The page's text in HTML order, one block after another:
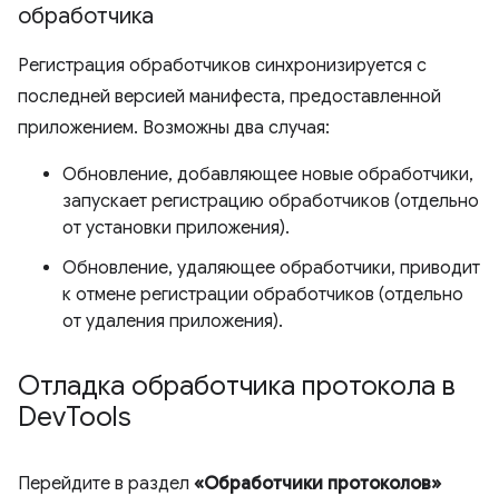
обработчика
Регистрация обработчиков синхронизируется с
последней версией манифеста, предоставленной
приложением. Возможны два случая:
Обновление, добавляющее новые обработчики,
запускает регистрацию обработчиков (отдельно
от установки приложения).
Обновление, удаляющее обработчики, приводит
к отмене регистрации обработчиков (отдельно
от удаления приложения).
Отладка обработчика протокола в
DevTools
Перейдите в раздел «Обработчики протоколов»